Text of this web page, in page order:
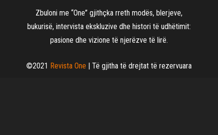
Zbuloni me “One” gjithçka rreth modës, blerjeve,
bukurisë, intervista ekskluzive dhe histori të udhëtimit:
pasione dhe vizione të njerëzve të lirë.
©2021 Revista One | Të gjitha të drejtat të rezervuara